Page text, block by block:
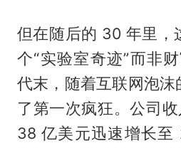
但在随后的 30 年里，
个“实验室奇迹”而非
代末，随着互联网泡
了第一次疯狂。公司
38 亿美元迅速增长至